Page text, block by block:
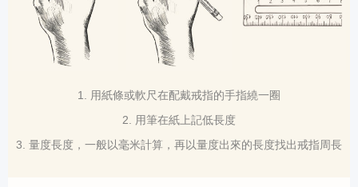
1. 用紙條或軟尺在配戴戒指的手指繞一圈
2. 用筆在紙上記低長度
3. 量度長度，一般以毫米計算，再以量度出來的長度找出戒指周長